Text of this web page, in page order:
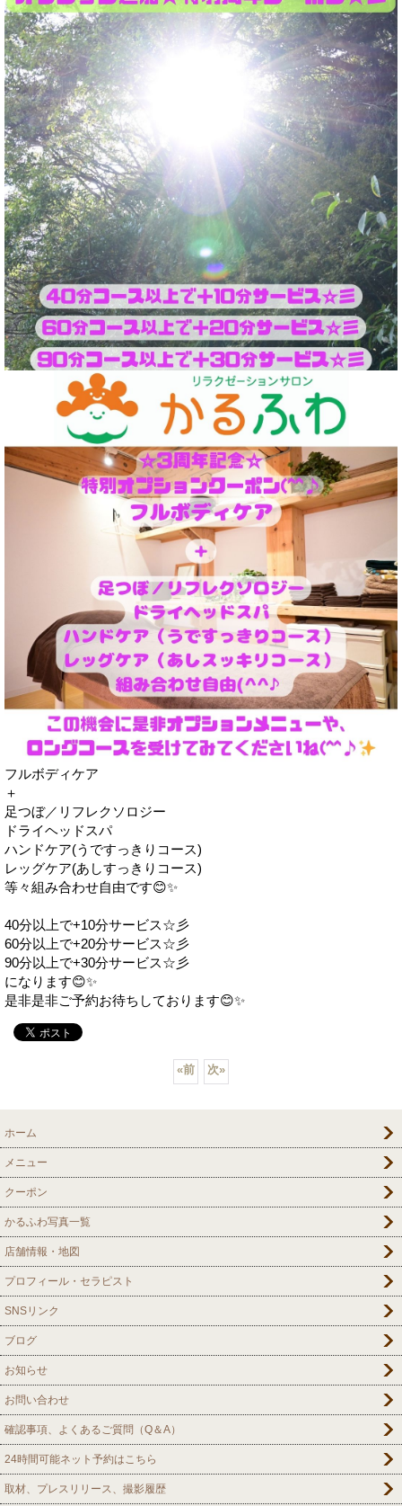
フルボディケア
＋
足つぼ／リフレクソロジー
ドライヘッドスパ
ハンドケア(うですっきりコース)
レッグケア(あしすっきりコース)
等々組み合わせ自由です😊✨
40分以上で+10分サービス☆彡
60分以上で+20分サービス☆彡
90分以上で+30分サービス☆彡
になります😊✨
是非是非ご予約お待ちしております😊✨
«前 次»
ホーム
メニュー
クーポン
かるふわ写真一覧
店舗情報・地図
プロフィール・セラピスト
SNSリンク
ブログ
お知らせ
お問い合わせ
確認事項、よくあるご質問（Q＆A）
24時間可能ネット予約はこちら
取材、プレスリリース、撮影履歴